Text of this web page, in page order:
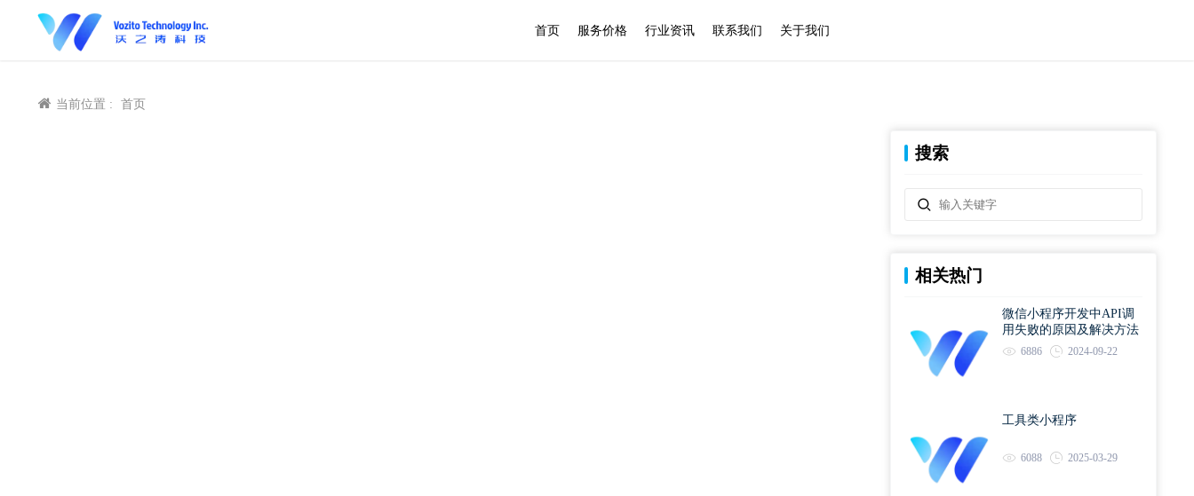
首页 服务价格 行业资讯 联系我们 关于我们
当前位置 : 首页
搜索
相关热门
微信小程序开发中API调
用失败的原因及解决方法
6886 2024-09-22
工具类小程序
6088 2025-03-29